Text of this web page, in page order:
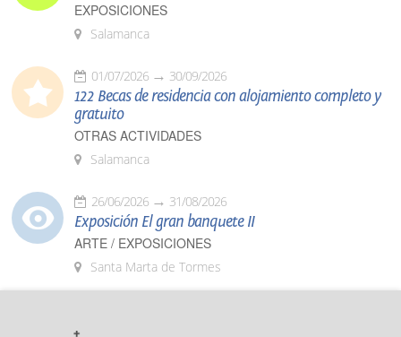
EXPOSICIONES
Salamanca
01/07/2026 30/09/2026
122 Becas de residencia con alojamiento completo y
gratuito
OTRAS ACTIVIDADES
Salamanca
26/06/2026 31/08/2026
Exposición El gran banquete II
ARTE / EXPOSICIONES
Santa Marta de Tormes